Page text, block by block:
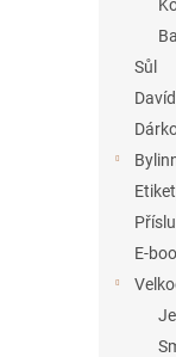
Sůl
E-